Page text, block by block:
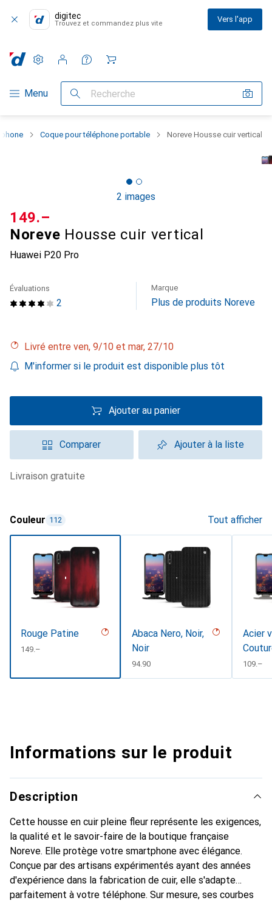
digitec
Trouvez et commandez plus vite Vers l'app
Navigation par catégorie
Menu Recherche
Paramètres
Compte client
Listes de comparaison
Listes d'envies
Panier
Coque pour téléphone portable Noreve Housse cuir vertical
2 images
Noreve Housse cuir vertical
Huawei P20 Pro
CHF
149.–
2
Évaluations Marque
Plus de produits Noreve
Livré entre ven, 9/10 et mar, 27/10
M'informer si le produit est disponible plus tôt
Ajouter au panier
Comparer Ajouter à la liste
livraison gratuite
Couleur 112 Tout afficher
Rouge Patine
CHF
149.–
Abaca Nero, Noir,
Noir
CHF
94.90
Acier
CHF
109.–
Informations sur le produit
Description
Cette housse en cuir pleine fleur représente les exigences,
la qualité et le savoir-faire de la boutique française
Noreve. Elle protège votre smartphone avec élégance.
Conçue par des artisans expérimentés ayant des années
d'expérience dans la fabrication de cuir, elle s'adapte
parfaitement à votre téléphone. Sur mesure, ses courbes